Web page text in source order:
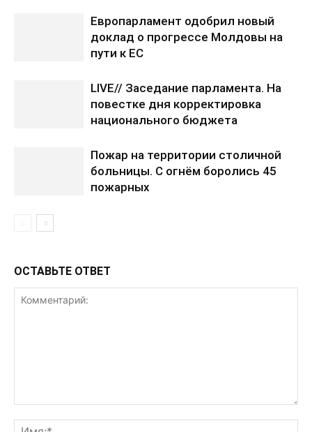
Европарламент одобрил новый
доклад о прогрессе Молдовы на
пути к ЕС
LIVE// Заседание парламента. На
повестке дня корректировка
национального бюджета
Пожар на территории столичной
больницы. С огнём боролись 45
пожарных
ОСТАВЬТЕ ОТВЕТ